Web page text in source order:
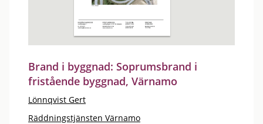
Brand i byggnad: Soprumsbrand i
fristående byggnad, Värnamo
Lönnqvist Gert
Räddningstjänsten Värnamo